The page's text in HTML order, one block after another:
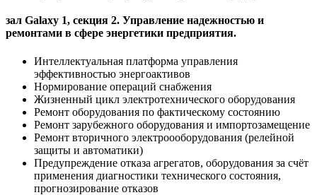
зал Galaxy 1, секция 2. Управление надежностью и
ремонтами в сфере энергетики предприятия.
Интеллектуальная платформа управления
эффективностью энергоактивов
Нормирование операций снабжения
Жизненный цикл электротехнического оборудования
Ремонт оборудования по фактическому состоянию
Ремонт зарубежного оборудования и импортозамещение
Ремонт вторичного электроооборудования (релейной
защиты и автоматики)
Предупреждение отказа агрегатов, оборудования за счёт
применения диагностики технического состояния,
прогнозирование отказов